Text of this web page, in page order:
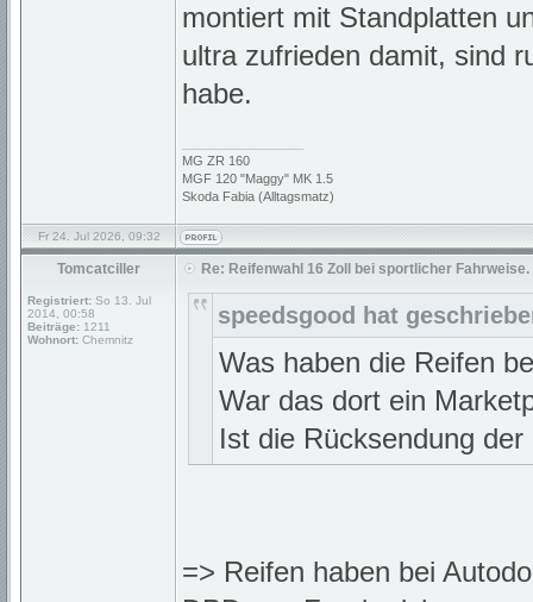
montiert mit Standplatten
ultra zufrieden damit, sind
habe.
MG ZR 160
MGF 120 "Maggy" MK 1.5
Skoda Fabia (Alltagsmatz)
Fr 24. Jul 2026, 09:32
Tomcatciller
Registriert: So 13. Jul
2014, 00:58
Beiträge: 1211
Wohnort: Chemnitz
Re: Reifenwahl 16 Zoll bei sportlicher Fahrweise.
speedsgood hat
Was haben die Reifen
War das dort ein
Ist die Rücksendung
=> Reifen haben bei